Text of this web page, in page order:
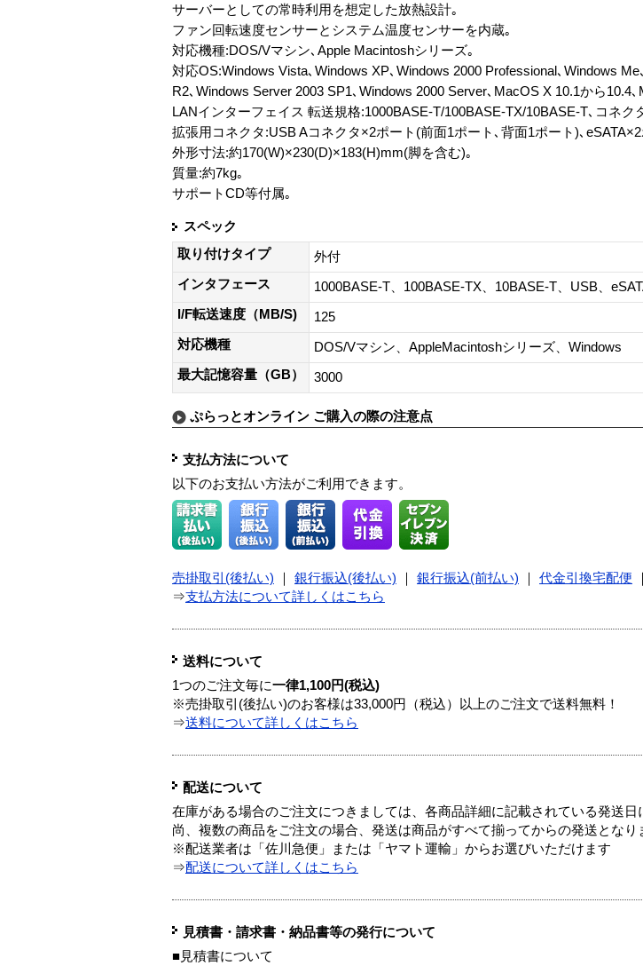
サーバーとしての常時利用を想定した放熱設計｡
ファン回転速度センサーとシステム温度センサーを内蔵｡
対応機種:DOS/Vマシン､Apple Macintoshシリーズ｡
対応OS:Windows Vista､Windows XP､Windows 2000 Professional､Windows
R2､Windows Server 2003 SP1､Windows 2000 Server､MacOS X 10.1から10.4､
LANインターフェイス 転送規格:1000BASE-T/100BASE-TX/10BASE-T､コネク
拡張用コネクタ:USB Aコネクタ×2ポート(前面1ポート､背面1ポート)､eSATA×2
外形寸法:約170(W)×230(D)×183(H)mm(脚を含む)｡
質量:約7kg｡
サポートCD等付属｡
スペック
取り付けタイプ
外付
インタフェース
1000BASE-T、100BASE-TX、10BASE-T、USB、
I/F転送速度（MB/S)
125
対応機種
DOS/Vマシン、AppleMacintoshシリーズ、Windows
最大記憶容量（GB）
3000
ぷらっとオンライン ご購入の際の注意点
支払方法について
以下のお支払い方法がご利用できます。
売掛取引(後払い) 銀行振込(後払い) 銀行振込(前払い) 代金引換宅配便
⇒支払方法について詳しくはこちら
送料について
1つのご注文毎に一律1,100円(税込)
※売掛取引(後払い)のお客様は33,000円（税込）以上のご注文で送料無料！
⇒送料について詳しくはこちら
配送について
在庫がある場合のご注文につきましては、各商品詳細に記載されている発送日
尚、複数の商品をご注文の場合、発送は商品がすべて揃ってからの発送となり
※配送業者は「佐川急便」または「ヤマト運輸」からお選びいただけます
⇒配送について詳しくはこちら
見積書・請求書・納品書等の発行について
■見積書について